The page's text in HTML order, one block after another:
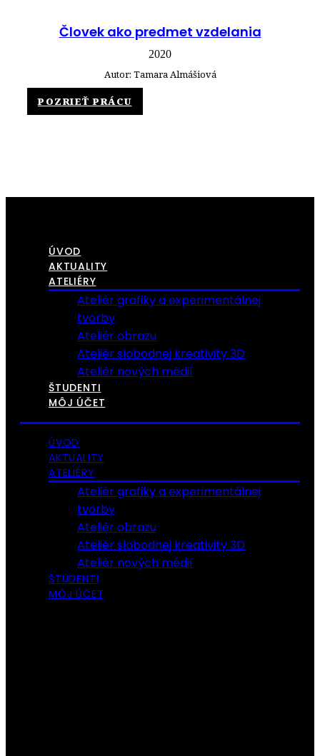
Človek ako predmet vzdelania
2020
Autor: Tamara Almášiová
POZRIEŤ PRÁCU
ÚVOD
AKTUALITY
ATELIÉRY
Ateliér grafiky a experimentálnej
tvorby
Ateliér obrazu
Ateliér slobodnej kreativity 3D
Ateliér nových médií
ŠTUDENTI
MÔJ ÚČET
ÚVOD
AKTUALITY
ATELIÉRY
Ateliér grafiky a experimentálnej
tvorby
Ateliér obrazu
Ateliér slobodnej kreativity 3D
Ateliér nových médií
ŠTUDENTI
MÔJ ÚČET